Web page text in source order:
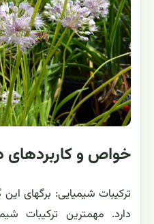
خواص و کاربردهای
ترکیبات شیمیایی: برگهای
دارد. مهمترین ترکیبات